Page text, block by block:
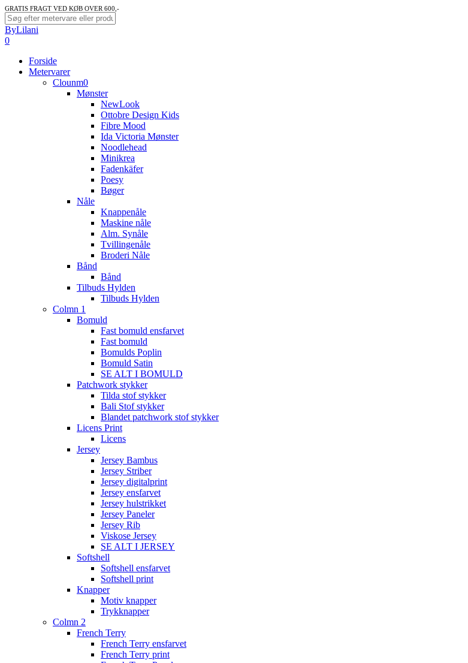
Skip
to
main
content
GRATIS FRAGT VED KØB OVER 600,-
Close
Search
ByLilani
search
account
0
Forside
Metervarer
Clounm0
Mønster
NewLook
Ottobre Design Kids
Fibre Mood
Ida Victoria Mønster
Noodlehead
Minikrea
Fadenkäfer
Poesy
Bøger
Nåle
Knappenåle
Maskine nåle
Alm. Synåle
Tvillingenåle
Broderi Nåle
Bånd
Bånd
Tilbuds Hylden
Tilbuds Hylden
Colmn 1
Bomuld
Fast bomuld ensfarvet
Fast bomuld
Bomulds Poplin
Bomuld Satin
SE ALT I BOMULD
Patchwork stykker
Tilda stof stykker
Bali Stof stykker
Blandet patchwork stof stykker
Licens Print
Licens
Jersey
Jersey Bambus
Jersey Striber
Jersey digitalprint
Jersey ensfarvet
Jersey hulstrikket
Jersey Paneler
Jersey Rib
Viskose Jersey
SE ALT I JERSEY
Softshell
Softshell ensfarvet
Softshell print
Knapper
Motiv knapper
Trykknapper
Colmn 2
French Terry
French Terry ensfarvet
French Terry print